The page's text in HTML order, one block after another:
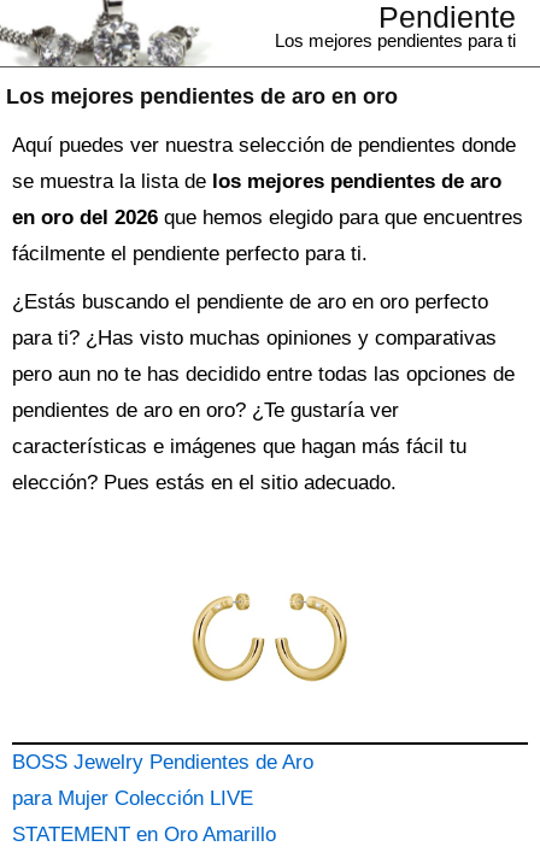
Los mejores pendientes de aro en oro
Pendiente
Los mejores pendientes para ti
Aquí puedes ver nuestra selección de pendientes donde
se muestra la lista de los mejores pendientes de aro
en oro del 2026 que hemos elegido para que encuentres
fácilmente el pendiente perfecto para ti.
¿Estás buscando el pendiente de aro en oro perfecto
para ti? ¿Has visto muchas opiniones y comparativas
pero aun no te has decidido entre todas las opciones de
pendientes de aro en oro? ¿Te gustaría ver
características e imágenes que hagan más fácil tu
elección? Pues estás en el sitio adecuado.
BOSS Jewelry Pendientes de Aro
para Mujer Colección LIVE
STATEMENT en Oro Amarillo